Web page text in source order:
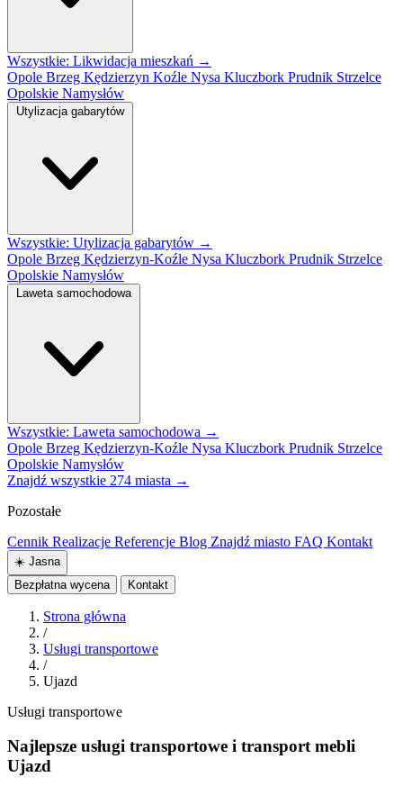
Wszystkie: Likwidacja mieszkań →
Opole Brzeg Kędzierzyn Koźle Nysa Kluczbork Prudnik Strzelce
Opolskie Namysłów
Utylizacja gabarytów
Wszystkie: Utylizacja gabarytów →
Opole Brzeg Kędzierzyn-Koźle Nysa Kluczbork Prudnik Strzelce
Opolskie Namysłów
Laweta samochodowa
Wszystkie: Laweta samochodowa →
Opole Brzeg Kędzierzyn-Koźle Nysa Kluczbork Prudnik Strzelce
Opolskie Namysłów
Znajdź wszystkie 274 miasta →
Pozostałe
Cennik Realizacje Referencje Blog Znajdź miasto FAQ Kontakt
☀️ Jasna
Bezpłatna wycena
Kontakt
Strona główna
/
Usługi transportowe
/
Ujazd
Usługi transportowe
Najlepsze usługi transportowe i transport mebli
Ujazd